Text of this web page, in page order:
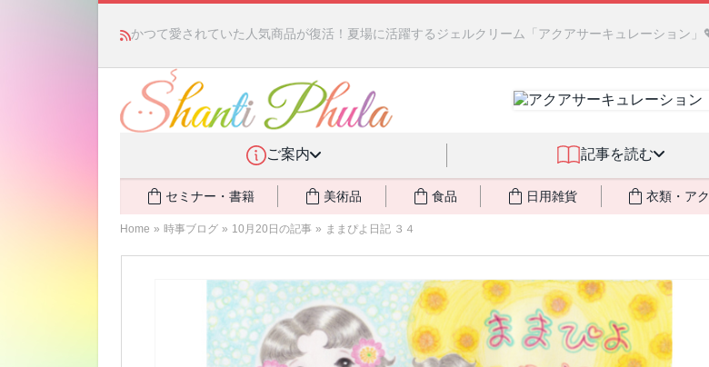
かつて愛されていた人気商品が復活！夏場に活躍するジェルクリーム「アクアサーキュレーション
ご案内 記事を読む
セミナー・書籍 美術品 食品 日用雑貨 衣類・ア
Home » 時事ブログ » 10月20日の記事 » ままぴよ日記 ３４